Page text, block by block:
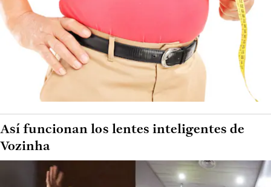
Así funcionan los lentes inteligentes de
Vozinha